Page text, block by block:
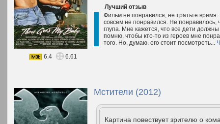
Лучший отзыв
Фильм не понравился, не тратьте
совсем не понравился. Не понравилось,
глупа. Мне кажется, что все дети
помню, чтобы кто-то из героев мне
того. Но, думаю. его стоит посмотреть...
6.4
6.61
Мстители (2012)
Картина повествует зрителю о